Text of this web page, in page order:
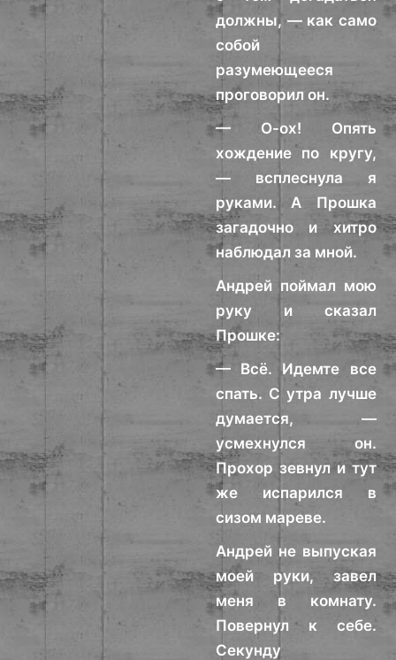
должны, — как само
собой
разумеющееся
проговорил он.
— О-ох! Опять
хождение по кругу,
— всплеснула я
руками. А Прошка
загадочно и хитро
наблюдал за мной.
Андрей поймал мою
руку и сказал
Прошке:
— Всё. Идемте все
спать. С утра лучше
думается, —
усмехнулся он.
Прохор зевнул и тут
же испарился в
сизом мареве.
Андрей не выпуская
моей руки, завел
меня в комнату.
Повернул к себе.
Секунду